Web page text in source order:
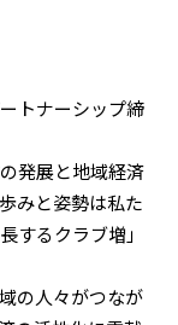
トナーシップ締
発展と地域経済
みと姿勢は私た
するクラブ増」
の人々がつなが